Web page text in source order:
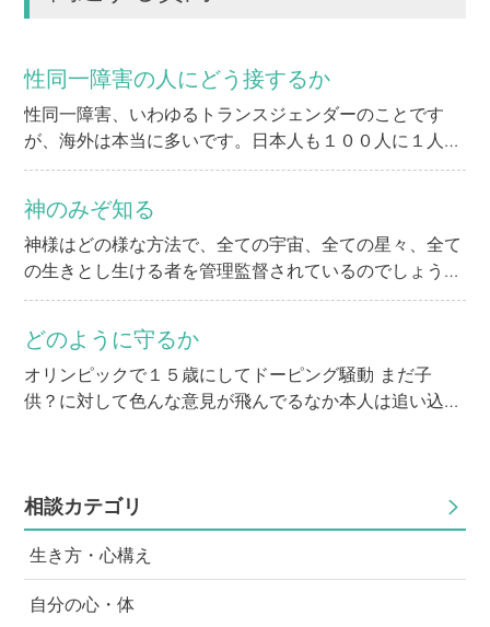
性同一障害の人にどう接するか
性同一障害、いわゆるトランスジェンダーのことです
が、海外は本当に多いです。日本人も１００人に１人は
その潜在意識があるということらしいです。 西洋と東
洋では考えが違い、また宗教では認められないことも。
ジャンヌ・ダルクが火あぶりになったのも、異性装をし
た罪によるものでした。 日本では例はあまりなくそれ
ほど問題視されていないですが、 古典的な背景の中で
いえば、江戸時代の歌舞伎の世界の女形もあり、西洋に
比べて 許容範囲は広いのではないかと思います。 日本
国内のある出来事で、中学男子生徒が女装し女子として
通学することが認められました。性同一障害は単なる性
癖ではなく、本人から苦痛を取り除いてあげる人格を尊
妹となり、学校も女子として違和感なく生活していま
す。しかし、１００％受け入れる気持ちに至っていませ
ん。周りがどう見るかを気にしてしまいます。 完全な
るトランスジェンダーに出会ったら、違和感を持たない
で接する方法、気持ちの切り替えについて。そしてま
神のみぞ知る
神様はどの様な方法で、全ての宇宙、全ての星々、全て
の生きとし生ける者を管理監督されているのでしょう
か？
どのように守るか
オリンピックで１５歳にしてドーピング騒動 まだ子
供？に対して色んな意見が飛んでるなか本人は追い込ま
相談カテゴリ
生き方・心構え
自分の心・体